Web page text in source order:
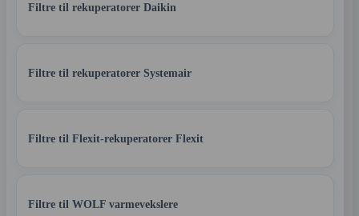
Filtre til rekuperatorer Daikin
Filtre til rekuperatorer Systemair
Filtre til Flexit-rekuperatorer Flexit
Filtre til WOLF varmevekslere